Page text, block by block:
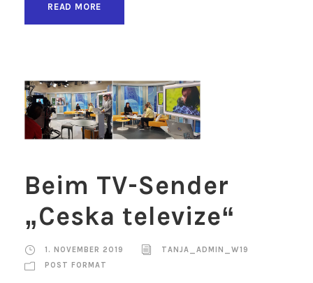
READ MORE
Beim TV-Sender
„Ceska televize“
1. NOVEMBER 2019
TANJA_ADMIN_W19
POST FORMAT